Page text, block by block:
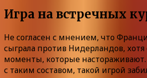
Игра на встречных
Не согласен с мнением, что
сыграла против Нидерландов,
моменты, которые
с таким составом, такой игрой